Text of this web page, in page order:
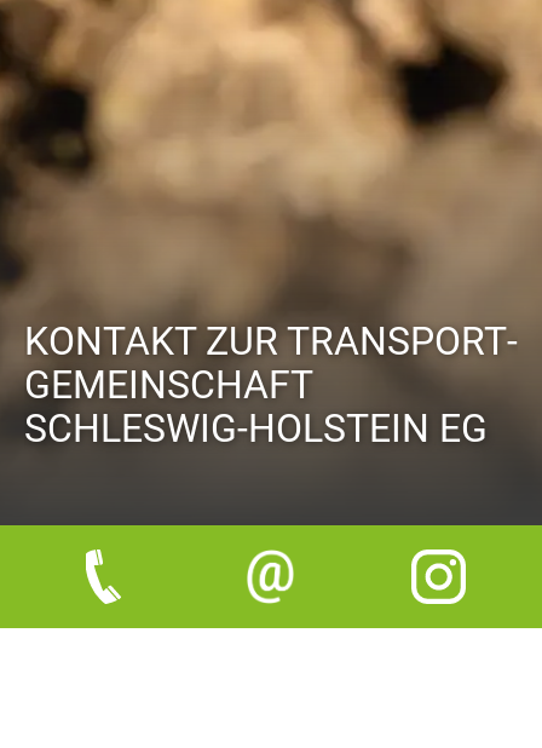
KONTAKT ZUR TRANSPORT­
GEMEINSCHAFT
SCHLESWIG-HOLSTEIN EG